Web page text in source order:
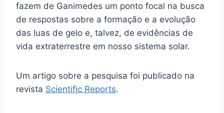
fazem de Ganimedes um ponto focal na busca
de respostas sobre a formação e a evolução
das luas de gelo e, talvez, de evidências de
vida extraterrestre em nosso sistema solar.
Um artigo sobre a pesquisa foi publicado na
revista Scientific Reports.